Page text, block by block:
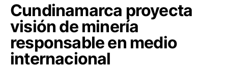
Cundinamarca proyecta
visión de minería
responsable en medio
internacional